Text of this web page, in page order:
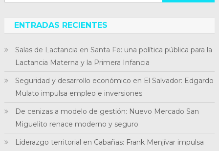
ENTRADAS RECIENTES
Salas de Lactancia en Santa Fe: una política pública para la
Lactancia Materna y la Primera Infancia
Seguridad y desarrollo económico en El Salvador: Edgardo
Mulato impulsa empleo e inversiones
De cenizas a modelo de gestión: Nuevo Mercado San
Miguelito renace moderno y seguro
Liderazgo territorial en Cabañas: Frank Menjívar impulsa